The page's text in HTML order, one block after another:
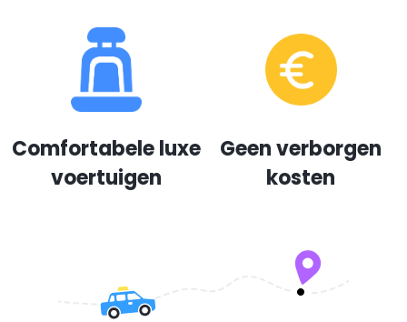
Comfortabele luxe
voertuigen
Geen verborgen
kosten